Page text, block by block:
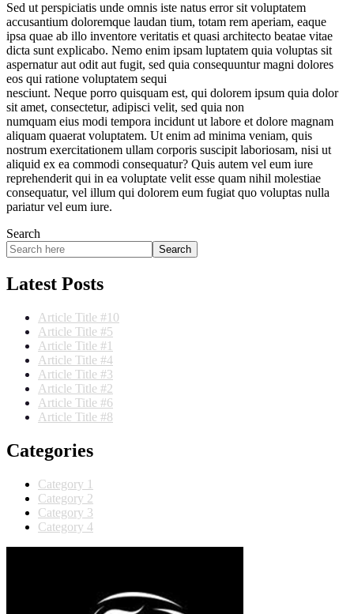
Sed ut perspiciatis unde omnis iste natus error sit voluptatem
accusantium doloremque laudan tium, totam rem aperiam, eaque
ipsa quae ab illo inventore veritatis et quasi architecto beatae vitae
dicta sunt explicabo. Nemo enim ipsam luptatem quia voluptas sit
aspernatur aut odit aut fugit, sed quia consequuntur magni dolores
eos qui ratione voluptatem sequi
nesciunt. Neque porro quisquam est, qui dolorem ipsum quia dolor
sit amet, consectetur, adipisci velit, sed quia non
numquam eius modi tempora incidunt ut labore et dolore magnam
aliquam quaerat voluptatem. Ut enim ad minima veniam, quis
nostrum exercitationem ullam corporis suscipit laboriosam, nisi ut
aliquid ex ea commodi consequatur? Quis autem vel eum iure
reprehenderit qui in ea voluptate velit esse quam nihil molestiae
consequatur, vel illum qui dolorem eum fugiat quo voluptas nulla
pariatur vel eum iure.
Search
Search
Latest Posts
Article Title #10
Article Title #5
Article Title #1
Article Title #4
Article Title #3
Article Title #2
Article Title #6
Article Title #8
Categories
Category 1
Category 2
Category 3
Category 4